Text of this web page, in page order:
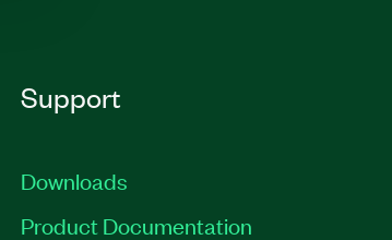
Support
Downloads
Product Documentation